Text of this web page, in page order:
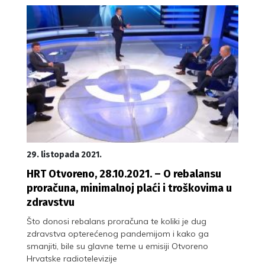
29. listopada 2021.
HRT Otvoreno, 28.10.2021. – O rebalansu
proračuna, minimalnoj plaći i troškovima u
zdravstvu
Što donosi rebalans proračuna te koliki je dug
zdravstva opterećenog pandemijom i kako ga
smanjiti, bile su glavne teme u emisiji Otvoreno
Hrvatske radiotelevizije